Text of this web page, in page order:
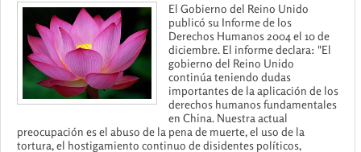
El Gobierno del Reino Unido
publicó su Informe de los
Derechos Humanos 2004 el 10 de
diciembre. El informe declara: "El
gobierno del Reino Unido
continúa teniendo dudas
importantes de la aplicación de los
derechos humanos fundamentales
en China. Nuestra actual
preocupación es el abuso de la pena de muerte, el uso de la
tortura, el hostigamiento continuo de disidentes políticos,